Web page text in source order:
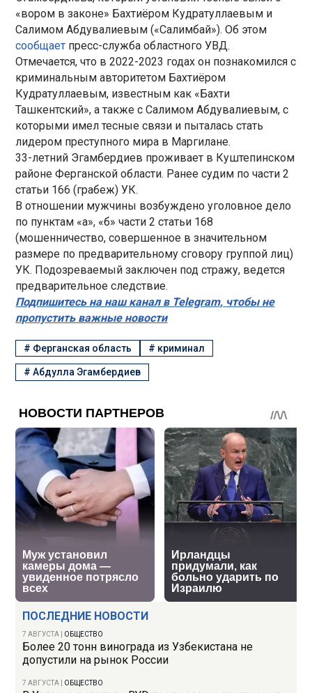
ПОСЛЕДНИЕ НОВОСТИ
7 АВГУСТА ОБЩЕСТВО
Более 20 тонн винограда из Узбекистана не
допустили на рынок России
7 АВГУСТА ОБЩЕСТВО
«вором в законе» Бахтиёром Кудратуллаевым и
Салимом Абдувалиевым («Салимбай»). Об этом
сообщает пресс-служба областного УВД.
Отмечается, что в 2022-2023 годах он познакомился с
криминальным авторитетом Бахтиёром
Кудратуллаевым, известным как «Бахти
Ташкентский», а также с Салимом Абдувалиевым, с
которыми имел тесные связи и пыталась стать
лидером преступного мира в Маргилане.
33-летний Эгамбердиев проживает в Куштепинском
районе Ферганской области. Ранее судим по части 2
статьи 166 (грабеж) УК.
В отношении мужчины возбуждено уголовное дело
по пунктам «а», «б» части 2 статьи 168
(мошенничество, совершенное в значительном
размере по предварительному сговору группой лиц)
УК. Подозреваемый заключен под стражу, ведется
предварительное следствие.
Подпишитесь на наш канал в Telegram, чтобы не
пропустить важные новости
# Ферганская область # криминал
#Абдулла Эгамбердиев